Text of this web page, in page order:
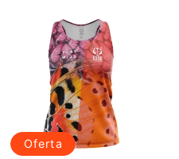
Oferta